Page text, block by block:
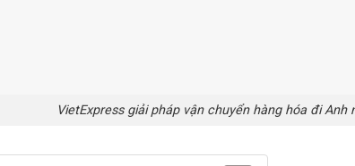
VietExpress giải pháp vận chuyển hàng hóa đi Anh